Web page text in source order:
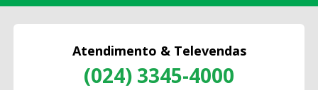
Atendimento & Televendas
(024) 3345-4000